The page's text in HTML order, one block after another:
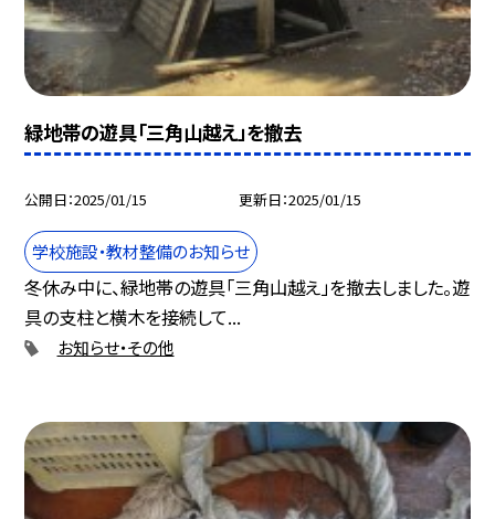
緑地帯の遊具「三角山越え」を撤去
公開日 2025/01/15 更新日 2025/01/15
学校施設・教材整備のお知らせ
冬休み中に、緑地帯の遊具「三角山越え」を撤去しました。遊
具の支柱と横木を接続して...
お知らせ・その他